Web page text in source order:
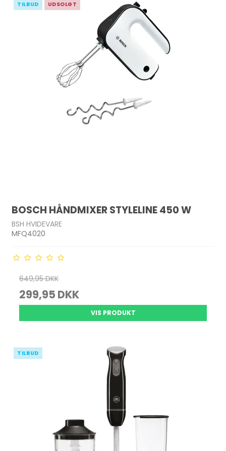
TILBUD UDSOLGT
BOSCH HÅNDMIXER STYLELINE 450 W
BSH HVIDEVARE
MFQ4020
649,95 DKK
299,95 DKK
VIS PRODUKT
TILBUD